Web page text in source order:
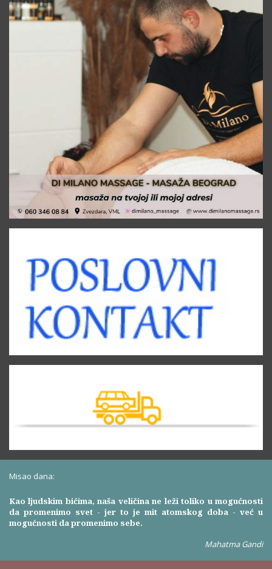
Misao dana:
Kao ljudskim bićima, naša veličina ne leži toliko u mogućnosti
da promenimo svet - jer to je mit atomskog doba - već u
mogućnosti da promenimo sebe.
Mahatma Gandi